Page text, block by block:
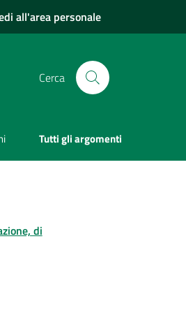
all'area personale
Cerca
Tutti gli argomenti
di